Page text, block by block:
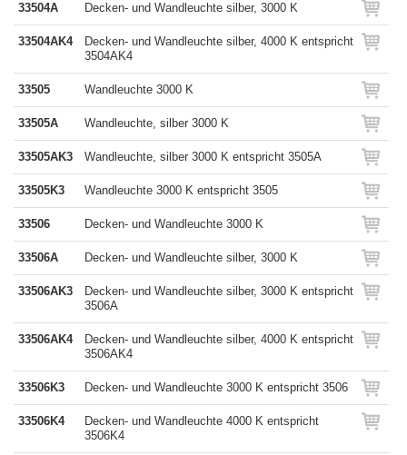
33504A Decken- und Wandleuchte silber, 3000 K
33504AK4
Decken- und Wandleuchte silber, 4000 K entspricht
3504AK4
33505 Wandleuchte 3000 K
33505A Wandleuchte, silber 3000 K
33505AK3 Wandleuchte, silber 3000 K entspricht 3505A
33505K3 Wandleuchte 3000 K entspricht 3505
33506 Decken- und Wandleuchte 3000 K
33506A Decken- und Wandleuchte silber, 3000 K
33506AK3
Decken- und Wandleuchte silber, 3000 K entspricht
3506A
33506AK4
Decken- und Wandleuchte silber, 4000 K entspricht
3506AK4
33506K3 Decken- und Wandleuchte 3000 K entspricht 3506
33506K4
Decken- und Wandleuchte 4000 K entspricht
3506K4